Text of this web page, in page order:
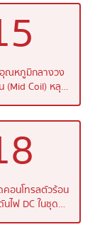
อุณหภูมิกลางวง
(Mid Coil) หลุด
อขาด
อนโทรลตัวร้อน
นไฟ DC ในชุด
รลผิดปกติ